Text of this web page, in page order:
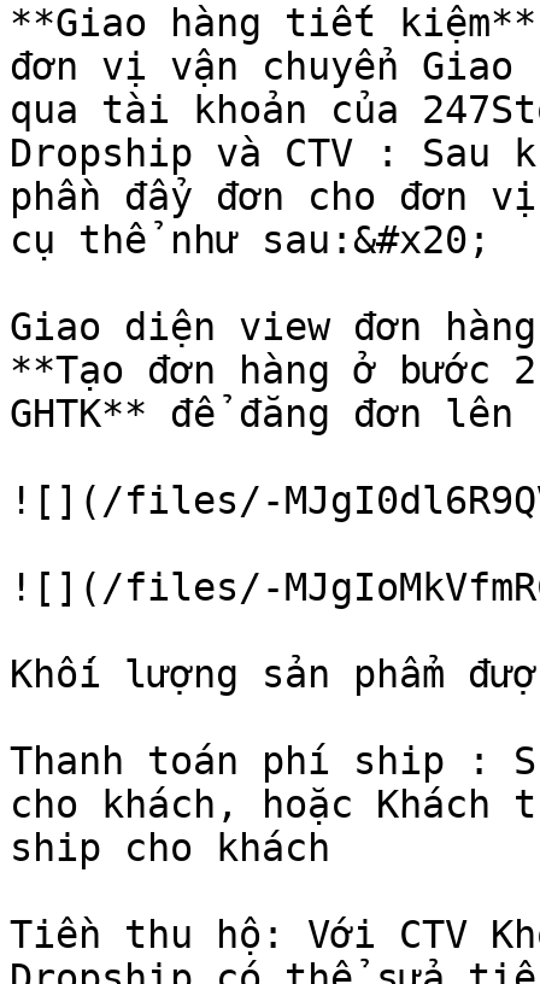
**Giao hàng tiết
đơn vị vận chuyển
qua tài khoản của
Dropship và CTV : Sau
phần đẩy đơn cho đơn
cụ thể như sau:&#x20;
Giao diện view đơn
**Tạo đơn hàng ở
GHTK** để đăng đơn lên
![](/files/-
![](/files/-
Khối lượng sản phẩm
Thanh toán phí ship :
cho khách, hoặc
ship cho khách
Tiền thu hộ: Với CTV